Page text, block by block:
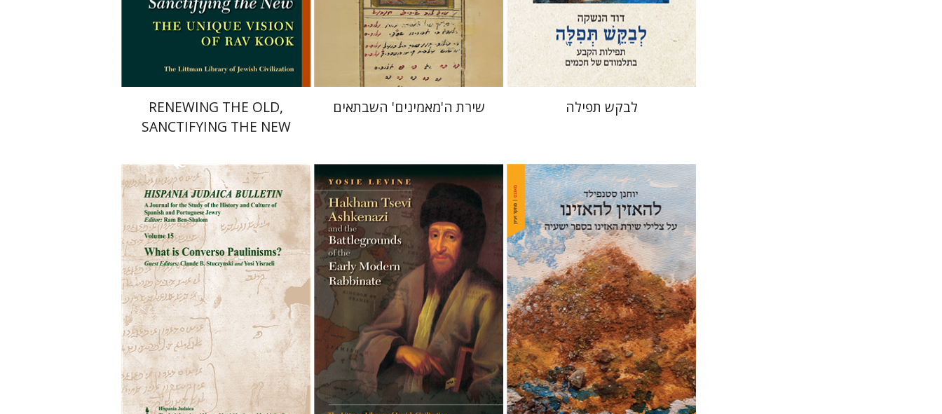
הנחת אתר ספר מודפס
$85
$76
לבקש תפילה
הנחת אתר ספר מודפס
$46
$41
שירת ה'מאמינים' השבתאים
הנחת אתר ספר מודפס
$38
$34
RENEWING THE OLD,
SANCTIFYING THE NEW
יוחנן סטנפילד
הנחת אתר ספר מודפס
$53
$48
יוסי לוין
הנחת אתר ספר מודפס
$50
$45
רם בן-שלום
הנחת אתר ספר מודפס
$35
$32